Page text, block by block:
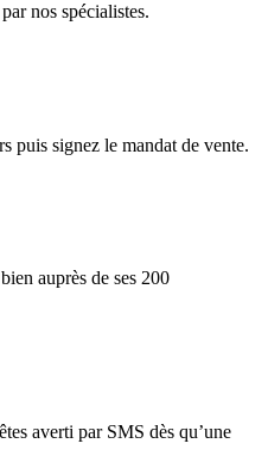
nos spécialistes.
puis signez le mandat de vente.
auprès de ses 200
averti par SMS dès qu’une